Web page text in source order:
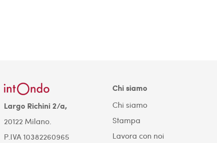
Largo Richini 2/a,
20122 Milano.
P.IVA 10382260965
Chi siamo
Chi siamo
Stampa
Lavora con noi